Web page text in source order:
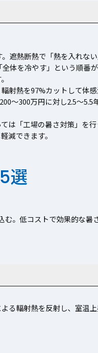
遮熱断熱で「熱を入れな
体を冷やす」という順番
射熱を97%カットして体
〜300万円に対し2.5〜5.5
は「工場の暑さ対策」を
減できます。
選
。低コストで効果的な暑
る輻射熱を反射し、室温上